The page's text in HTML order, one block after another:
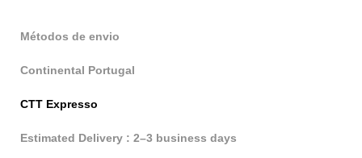
Métodos de envio
Continental Portugal
CTT Expresso
Estimated Delivery : 2–3 business days